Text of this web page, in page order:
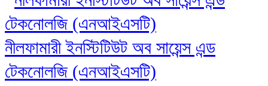
নীলফামারী ইনস্টিটিউট অব সায়েন্স এন্ড
টেকনোলজি (এনআইএসটি)